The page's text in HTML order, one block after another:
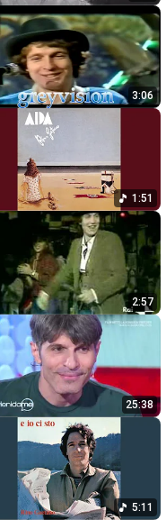
3:06
1:51
2:57
25:38
5:11